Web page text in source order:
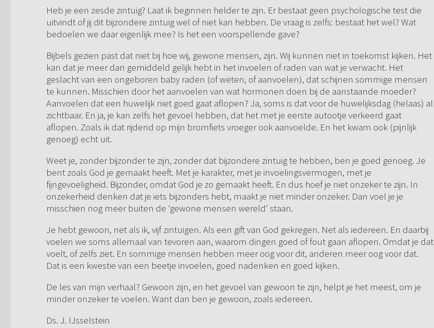
Heb je een zesde zintuig? Laat ik beginnen helder te zijn. Er bestaat geen psychologische test die
uitvindt of jij dit bijzondere zintuig wel of niet kan hebben. De vraag is zelfs: bestaat het wel? Wat
bedoelen we daar eigenlijk mee? Is het een voorspellende gave?
Bijbels gezien past dat niet bij hoe wij, gewone mensen, zijn. Wij kunnen niet in toekomst kijken. Het
kan dat je meer dan gemiddeld gelijk hebt in het invoelen of raden van wat je verwacht. Het
geslacht van een ongeboren baby raden (of weten, of aanvoelen), dat schijnen sommige mensen
te kunnen. Misschien door het aanvoelen van wat hormonen doen bij de aanstaande moeder?
Aanvoelen dat een huwelijk niet goed gaat aflopen? Ja, soms is dat voor de huwelijksdag (helaas) al
zichtbaar. En ja, je kan zelfs het gevoel hebben, dat het met je eerste autootje verkeerd gaat
aflopen. Zoals ik dat rijdend op mijn bromfiets vroeger ook aanvoelde. En het kwam ook (pijnlijk
genoeg) echt uit.
Weet je, zonder bijzonder te zijn, zonder dat bijzondere zintuig te hebben, ben je goed genoeg. Je
bent zoals God je gemaakt heeft. Met je karakter, met je invoelingsvermogen, met je
fijngevoeligheid. Bijzonder, omdat God je zo gemaakt heeft. En dus hoef je niet onzeker te zijn. In
onzekerheid denken dat je iets bijzonders hebt, maakt je niet minder onzeker. Dan voel je je
misschien nog meer buiten de ‘gewone mensen wereld’ staan.
Je hebt gewoon, net als ik, vijf zintuigen. Als een gift van God gekregen. Net als iedereen. En daarbij
voelen we soms allemaal van tevoren aan, waarom dingen goed of fout gaan aflopen. Omdat je dat
voelt, of zelfs ziet. En sommige mensen hebben meer oog voor dit, anderen meer oog voor dat.
Dat is een kwestie van een beetje invoelen, goed nadenken en goed kijken.
De les van mijn verhaal? Gewoon zijn, en het gevoel van gewoon te zijn, helpt je het meest, om je
minder onzeker te voelen. Want dan ben je gewoon, zoals iedereen.
Ds. J. IJsselstein